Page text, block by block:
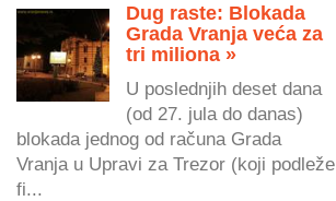
Dug raste: Blokada
Grada Vranja veća za
tri miliona »
U poslednjih deset dana
(od 27. jula do danas)
blokada jednog od računa Grada
Vranja u Upravi za Trezor (koji podleže
fi...